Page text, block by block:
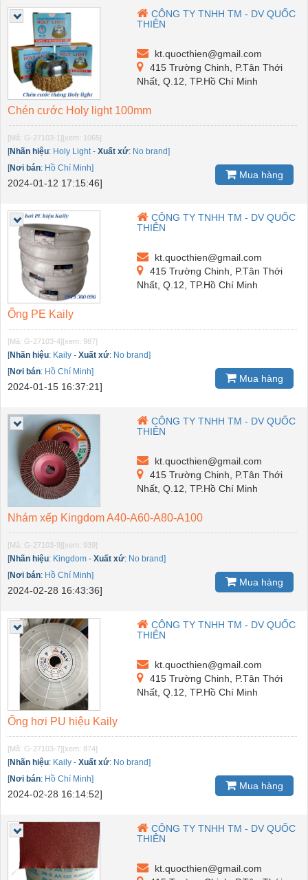
CÔNG TY TNHH TM - DV QUỐC
THIÊN
kt.quocthien@gmail.com
415 Trường Chinh, P.Tân Thới
Nhất, Q.12, TP.Hồ Chí Minh
Chén cước Holy light 100mm
[Mã: G-27103-1][xem: 1065]
[Nhãn hiệu: Holy Light - Xuất xứ: No brand]
[Nơi bán: Hồ Chí Minh]
2024-01-12 17:15:46]
Mua hàng
CÔNG TY TNHH TM - DV QUỐC
THIÊN
kt.quocthien@gmail.com
415 Trường Chinh, P.Tân Thới
Nhất, Q.12, TP.Hồ Chí Minh
Ống PE Kaily
[Mã: G-27103-4][xem: 987]
[Nhãn hiệu: Kaily - Xuất xứ: No brand]
[Nơi bán: Hồ Chí Minh]
2024-01-15 16:37:21]
Mua hàng
CÔNG TY TNHH TM - DV QUỐC
THIÊN
kt.quocthien@gmail.com
415 Trường Chinh, P.Tân Thới
Nhất, Q.12, TP.Hồ Chí Minh
Nhám xếp Kingdom A40-A60-A80-A100
[Mã: G-27103-9][xem: 939]
[Nhãn hiệu: Kingdom - Xuất xứ: No brand]
[Nơi bán: Hồ Chí Minh]
2024-02-28 16:43:36]
Mua hàng
CÔNG TY TNHH TM - DV QUỐC
THIÊN
kt.quocthien@gmail.com
415 Trường Chinh, P.Tân Thới
Nhất, Q.12, TP.Hồ Chí Minh
Ống hơi PU hiệu Kaily
[Mã: G-27103-7][xem: 874]
[Nhãn hiệu: Kaily - Xuất xứ: No brand]
[Nơi bán: Hồ Chí Minh]
2024-02-28 16:14:52]
Mua hàng
CÔNG TY TNHH TM - DV QUỐC
THIÊN
kt.quocthien@gmail.com